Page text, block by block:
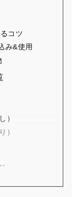
コツ
み&使用
）
）